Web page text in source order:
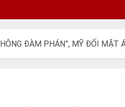
ĐÀM PHÁN”, MỸ ĐỐI MẶT